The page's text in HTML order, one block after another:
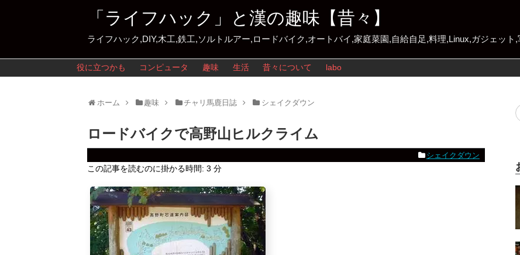
「ライフハック」と漢の趣味【昔々】
ライフハック,DIY,木工,鉄工,ソルトルアー,ロードバイク,オートバイ,家庭菜園,自給自足,料理,Linux,ガジェット
役に立つかも コンピュータ 趣味 生活 昔々について labo
ホーム 趣味 チャリ馬鹿日誌 シェイクダウン
ロードバイクで高野山ヒルクライム
シェイクダウン
この記事を読むのに掛かる時間: 3 分